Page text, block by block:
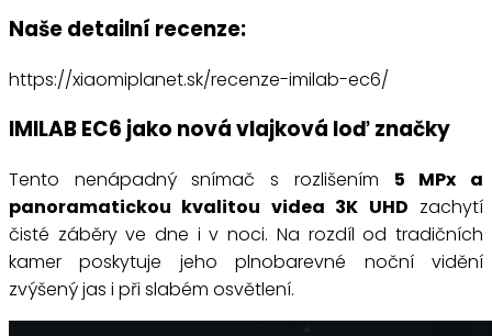
Naše detailní recenze:
https://xiaomiplanet.sk/recenze-imilab-ec6/
IMILAB EC6 jako nová vlajková loď značky
Tento nenápadný snímač s rozlišením 5 MPx a
panoramatickou kvalitou videa 3K UHD zachytí
čisté záběry ve dne i v noci. Na rozdíl od tradičních
kamer poskytuje jeho plnobarevné noční vidění
zvýšený jas i při slabém osvětlení.